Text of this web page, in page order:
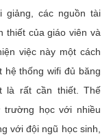
giảng, các nguồn tài
thiết của giáo viên và
việc này một cách
thống wifi đủ băng
là rất cần thiết. Thế
học với nhiều
với đội ngũ học sinh,